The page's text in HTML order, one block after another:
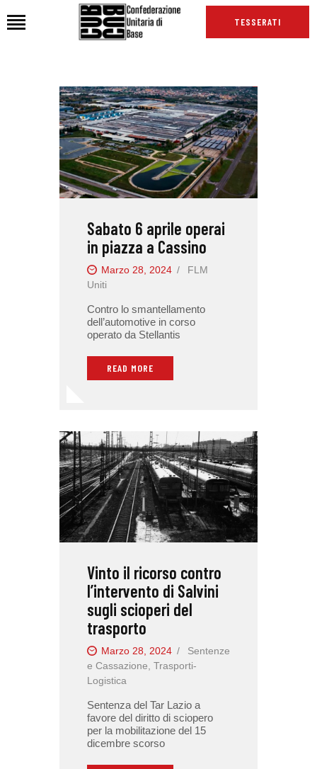
TESSERATI
HOME
CHI SIAMO
SEDI
NEWS
PODCAST CUB
INTERNAZIONALE
RASSEGNA STAMPA
Sabato 6 aprile operai
in piazza a Cassino
Marzo 28, 2024
FLM
Uniti
Contro lo smantellamento
dell’automotive in corso
operato da Stellantis
READ MORE
Vinto il ricorso contro
l’intervento di Salvini
sugli scioperi del
trasporto
Marzo 28, 2024
Sentenze
e Cassazione Trasporti-
Logistica
Sentenza del Tar Lazio a
favore del diritto di sciopero
per la mobilitazione del 15
dicembre scorso